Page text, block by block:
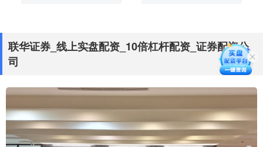
联华证券_线上实盘配资_10倍杠杆配资_证券配资公
司